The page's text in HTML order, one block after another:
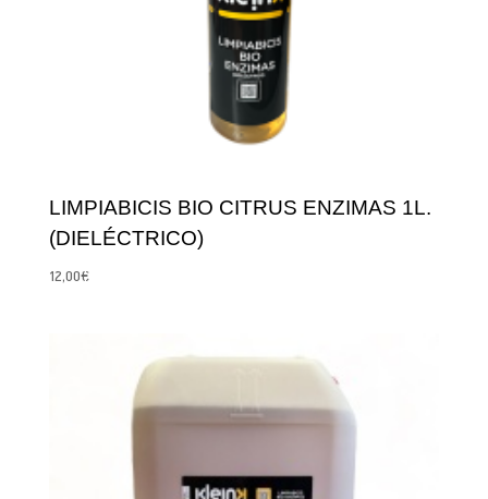
LIMPIABICIS BIO CITRUS ENZIMAS 1L.
(DIELÉCTRICO)
12,00€